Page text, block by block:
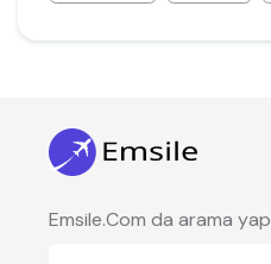
Emsile.Com da arama yap